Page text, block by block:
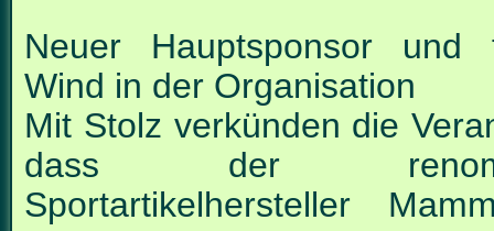
Neuer Hauptsponsor und
Wind in der Organisation
Mit Stolz verkünden die
dass der
Sportartikelhersteller